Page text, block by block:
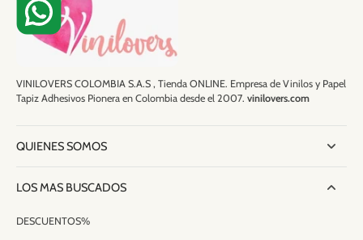
VINILOVERS COLOMBIA S.A.S , Tienda ONLINE. Empresa de Vinilos y Papel
Tapiz Adhesivos Pionera en Colombia desde el 2007. vinilovers.com
QUIENES SOMOS
LOS MAS BUSCADOS
DESCUENTOS%